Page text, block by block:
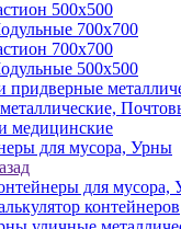
500х500
700х700
700х700
500х500
придверные
медицинские
для мусора, Урны
для мусора,
контейнеров